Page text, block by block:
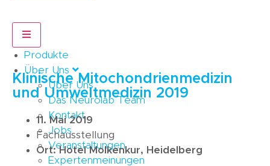
Produkte
Über Uns
Über Uns
Das Neurolab Team
Kontakt
Jobs
Veranstaltungen
Expertenmeinungen
Hamburger Toggle Menu
Klinische Mitochondrienmedizin
und Umweltmedizin 2019
11. Mai 2019
Fachausstellung
Ort: Hotel Molkenkur, Heidelberg